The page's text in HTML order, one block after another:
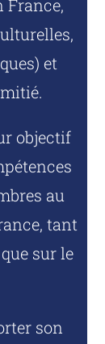
France,
et
objectif
au
tant
sur le
son